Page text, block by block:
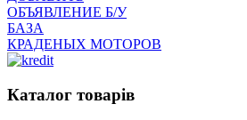
ОБЪЯВЛЕНИЕ Б/У
БАЗА
КРАДЕНЫХ МОТОРОВ
Каталог товарів